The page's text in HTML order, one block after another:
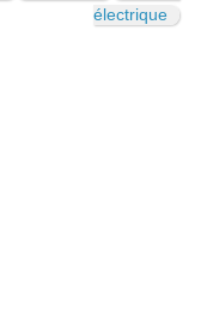
électrique